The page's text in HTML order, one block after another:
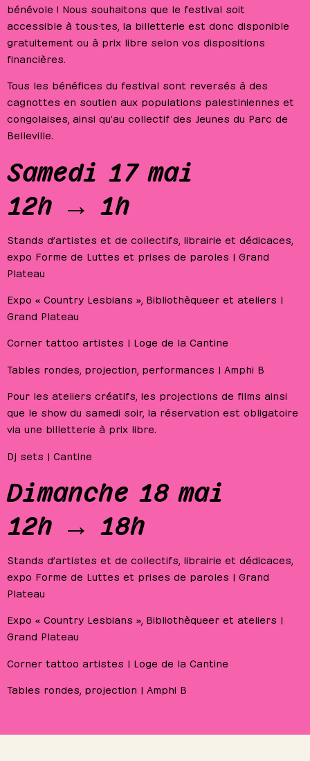
bénévole ! Nous souhaitons que le festival soit
accessible à tous·tes, la billetterie est donc disponible
gratuitement ou à prix libre selon vos dispositions
financières.
Tous les bénéfices du festival sont reversés à des
cagnottes en soutien aux populations palestiniennes et
congolaises, ainsi qu’au collectif des Jeunes du Parc de
Belleville.
Samedi 17 mai
12h → 1h
Stands d’artistes et de collectifs, librairie et dédicaces,
expo Forme de Luttes et prises de paroles | Grand
Plateau
Expo « Country Lesbians », Bibliothèqueer et ateliers |
Grand Plateau
Corner tattoo artistes | Loge de la Cantine
Tables rondes, projection, performances | Amphi B
Pour les ateliers créatifs, les projections de films ainsi
que le show du samedi soir, la réservation est obligatoire
via une billetterie à prix libre.
Dj sets | Cantine
Dimanche 18 mai
12h → 18h
Stands d’artistes et de collectifs, librairie et dédicaces,
expo Forme de Luttes et prises de paroles | Grand
Plateau
Expo « Country Lesbians », Bibliothèqueer et ateliers |
Grand Plateau
Corner tattoo artistes | Loge de la Cantine
Tables rondes, projection | Amphi B